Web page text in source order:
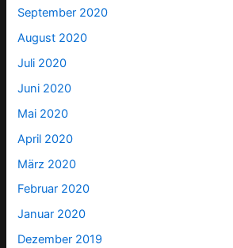
September 2020
August 2020
Juli 2020
Juni 2020
Mai 2020
April 2020
März 2020
Februar 2020
Januar 2020
Dezember 2019